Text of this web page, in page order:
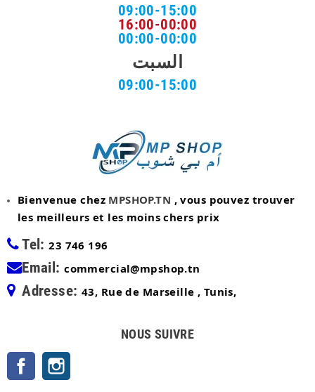
09:00-15:00
16:00-00:00
00:00-00:00
السبت
09:00-15:00
Bienvenue chez MPSHOP.TN , vous pouvez trouver
les meilleurs et les moins chers prix
Tel:23 746 196
Email:commercial@mpshop.tn
Adresse:43, Rue de Marseille , Tunis,
NOUS SUIVRE
Facebook